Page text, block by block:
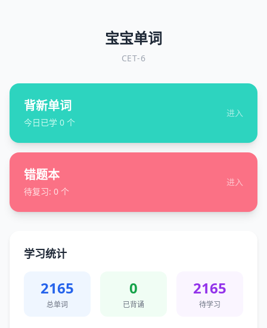
宝宝单词
CET-6
背新单词
今日已学 0 个
进入
错题本
待复习: 0 个
进入
学习统计
2165
总单词
0
已背诵
2165
待学习